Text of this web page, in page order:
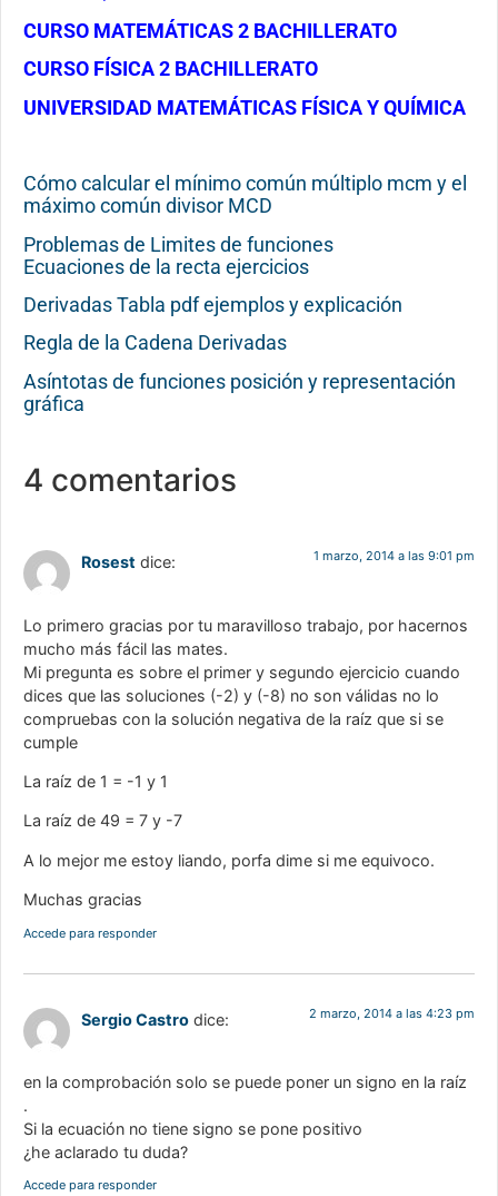
CURSO MATEMÁTICAS 2 BACHILLERATO
CURSO FÍSICA 2 BACHILLERATO
UNIVERSIDAD MATEMÁTICAS FÍSICA Y QUÍMICA
Cómo calcular el mínimo común múltiplo mcm y el
máximo común divisor MCD
Problemas de Limites de funciones
Ecuaciones de la recta ejercicios
Derivadas Tabla pdf ejemplos y explicación
Regla de la Cadena Derivadas
Asíntotas de funciones posición y representación
gráfica
4 comentarios
Rosest dice: 1 marzo, 2014 a las 9:01 pm
Lo primero gracias por tu maravilloso trabajo, por hacernos
mucho más fácil las mates.
Mi pregunta es sobre el primer y segundo ejercicio cuando
dices que las soluciones (-2) y (-8) no son válidas no lo
compruebas con la solución negativa de la raíz que si se
cumple
La raíz de 1 = -1 y 1
La raíz de 49 = 7 y -7
A lo mejor me estoy liando, porfa dime si me equivoco.
Muchas gracias
Accede para responder
Sergio Castro dice: 2 marzo, 2014 a las 4:23 pm
en la comprobación solo se puede poner un signo en la raíz
.
Si la ecuación no tiene signo se pone positivo
¿he aclarado tu duda?
Accede para responder